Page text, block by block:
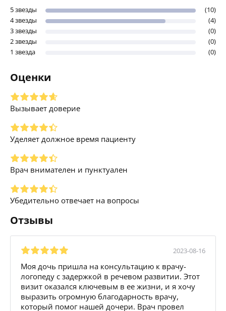
5 звезды
(10)
4 звезды
(4)
3 звезды
(0)
2 звезды
(0)
1 звезда
(0)
Оценки
Вызывает доверие
Уделяет должное время пациенту
Врач внимателен и пунктуален
Убедительно отвечает на вопросы
Отзывы
2023-08-16
Моя дочь пришла на консультацию к врачу-
логопеду с задержкой в речевом развитии. Этот
визит оказался ключевым в ее жизни, и я хочу
выразить огромную благодарность врачу,
который помог нашей дочери. Врач провел